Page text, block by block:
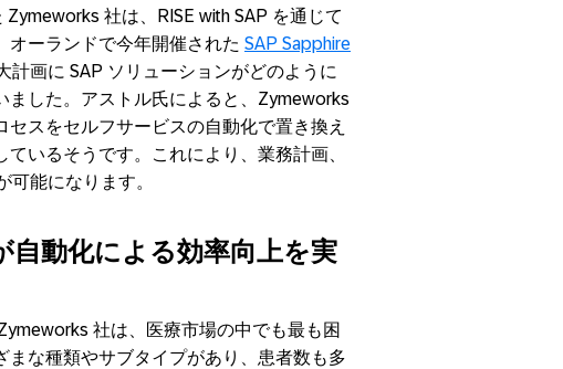
Zymeworks 社は、RISE with SAP を通じて
オーランドで今年開催された SAP Sapphire
計画に SAP ソリューションがどのように
した。アストル氏によると、Zymeworks
スをセルフサービスの自動化で置き換え
いるそうです。これにより、業務計画、
可能になります。
動化による効率向上を実
社は、医療市場の中でも最も困
な種類やサブタイプがあり、患者数も多